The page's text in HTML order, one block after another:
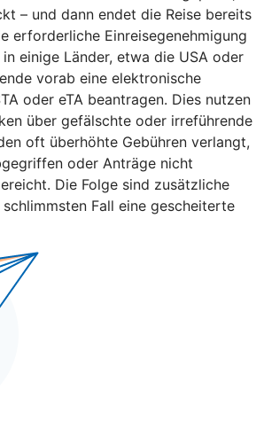
– und dann endet die Reise bereits
erforderliche Einreisegenehmigung
einige Länder, etwa die USA oder
vorab eine elektronische
oder eTA beantragen. Dies nutzen
über gefälschte oder irreführende
oft überhöhte Gebühren verlangt,
oder Anträge nicht
Die Folge sind zusätzliche
Fall eine gescheiterte